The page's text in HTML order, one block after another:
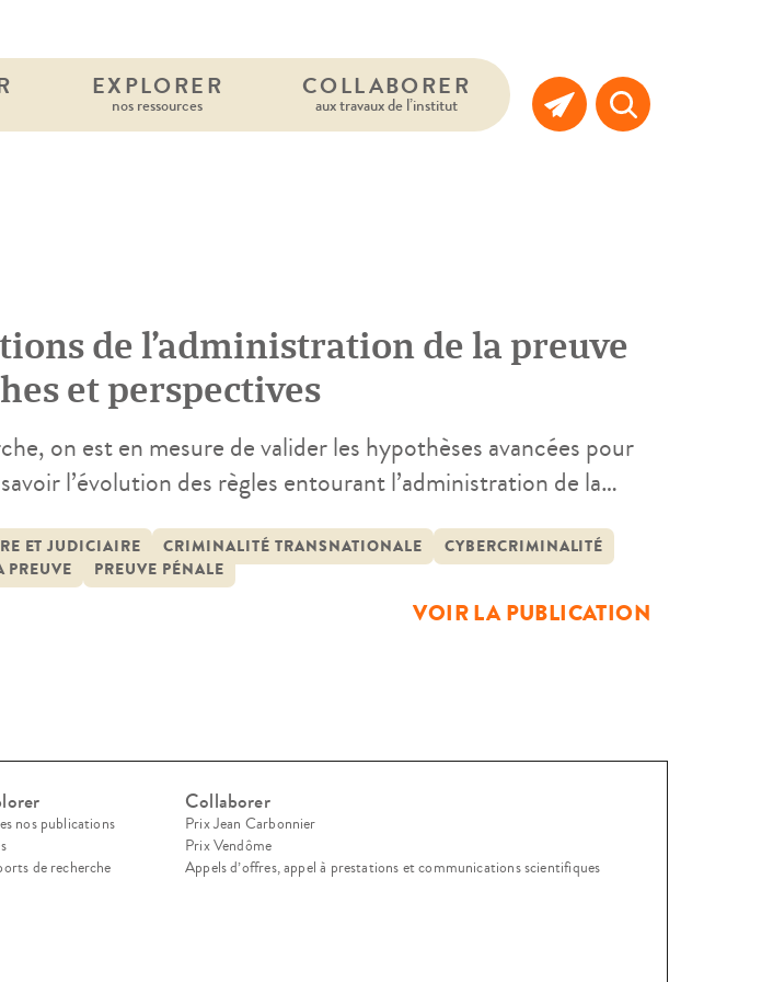
EXPLORER
nos ressources
COLLABORER
aux travaux de l’institut
de l’administration de la preuve
et perspectives
on est en mesure de valider les hypothèses avancées pour
l’évolution des règles entourant l’administration de la
problèmes nouveaux sont nombreux et ont déjà conduit à
[…]
ET JUDICIAIRE CRIMINALITÉ TRANSNATIONALE
CYBERCRIMINALITÉ
PREUVE
PREUVE PÉNALE
VOIR LA PUBLICATION
nos publications
de recherche
Collaborer
Prix Jean Carbonnier
Prix Vendôme
Appels d’offres, appel à prestations et communications scientifiques